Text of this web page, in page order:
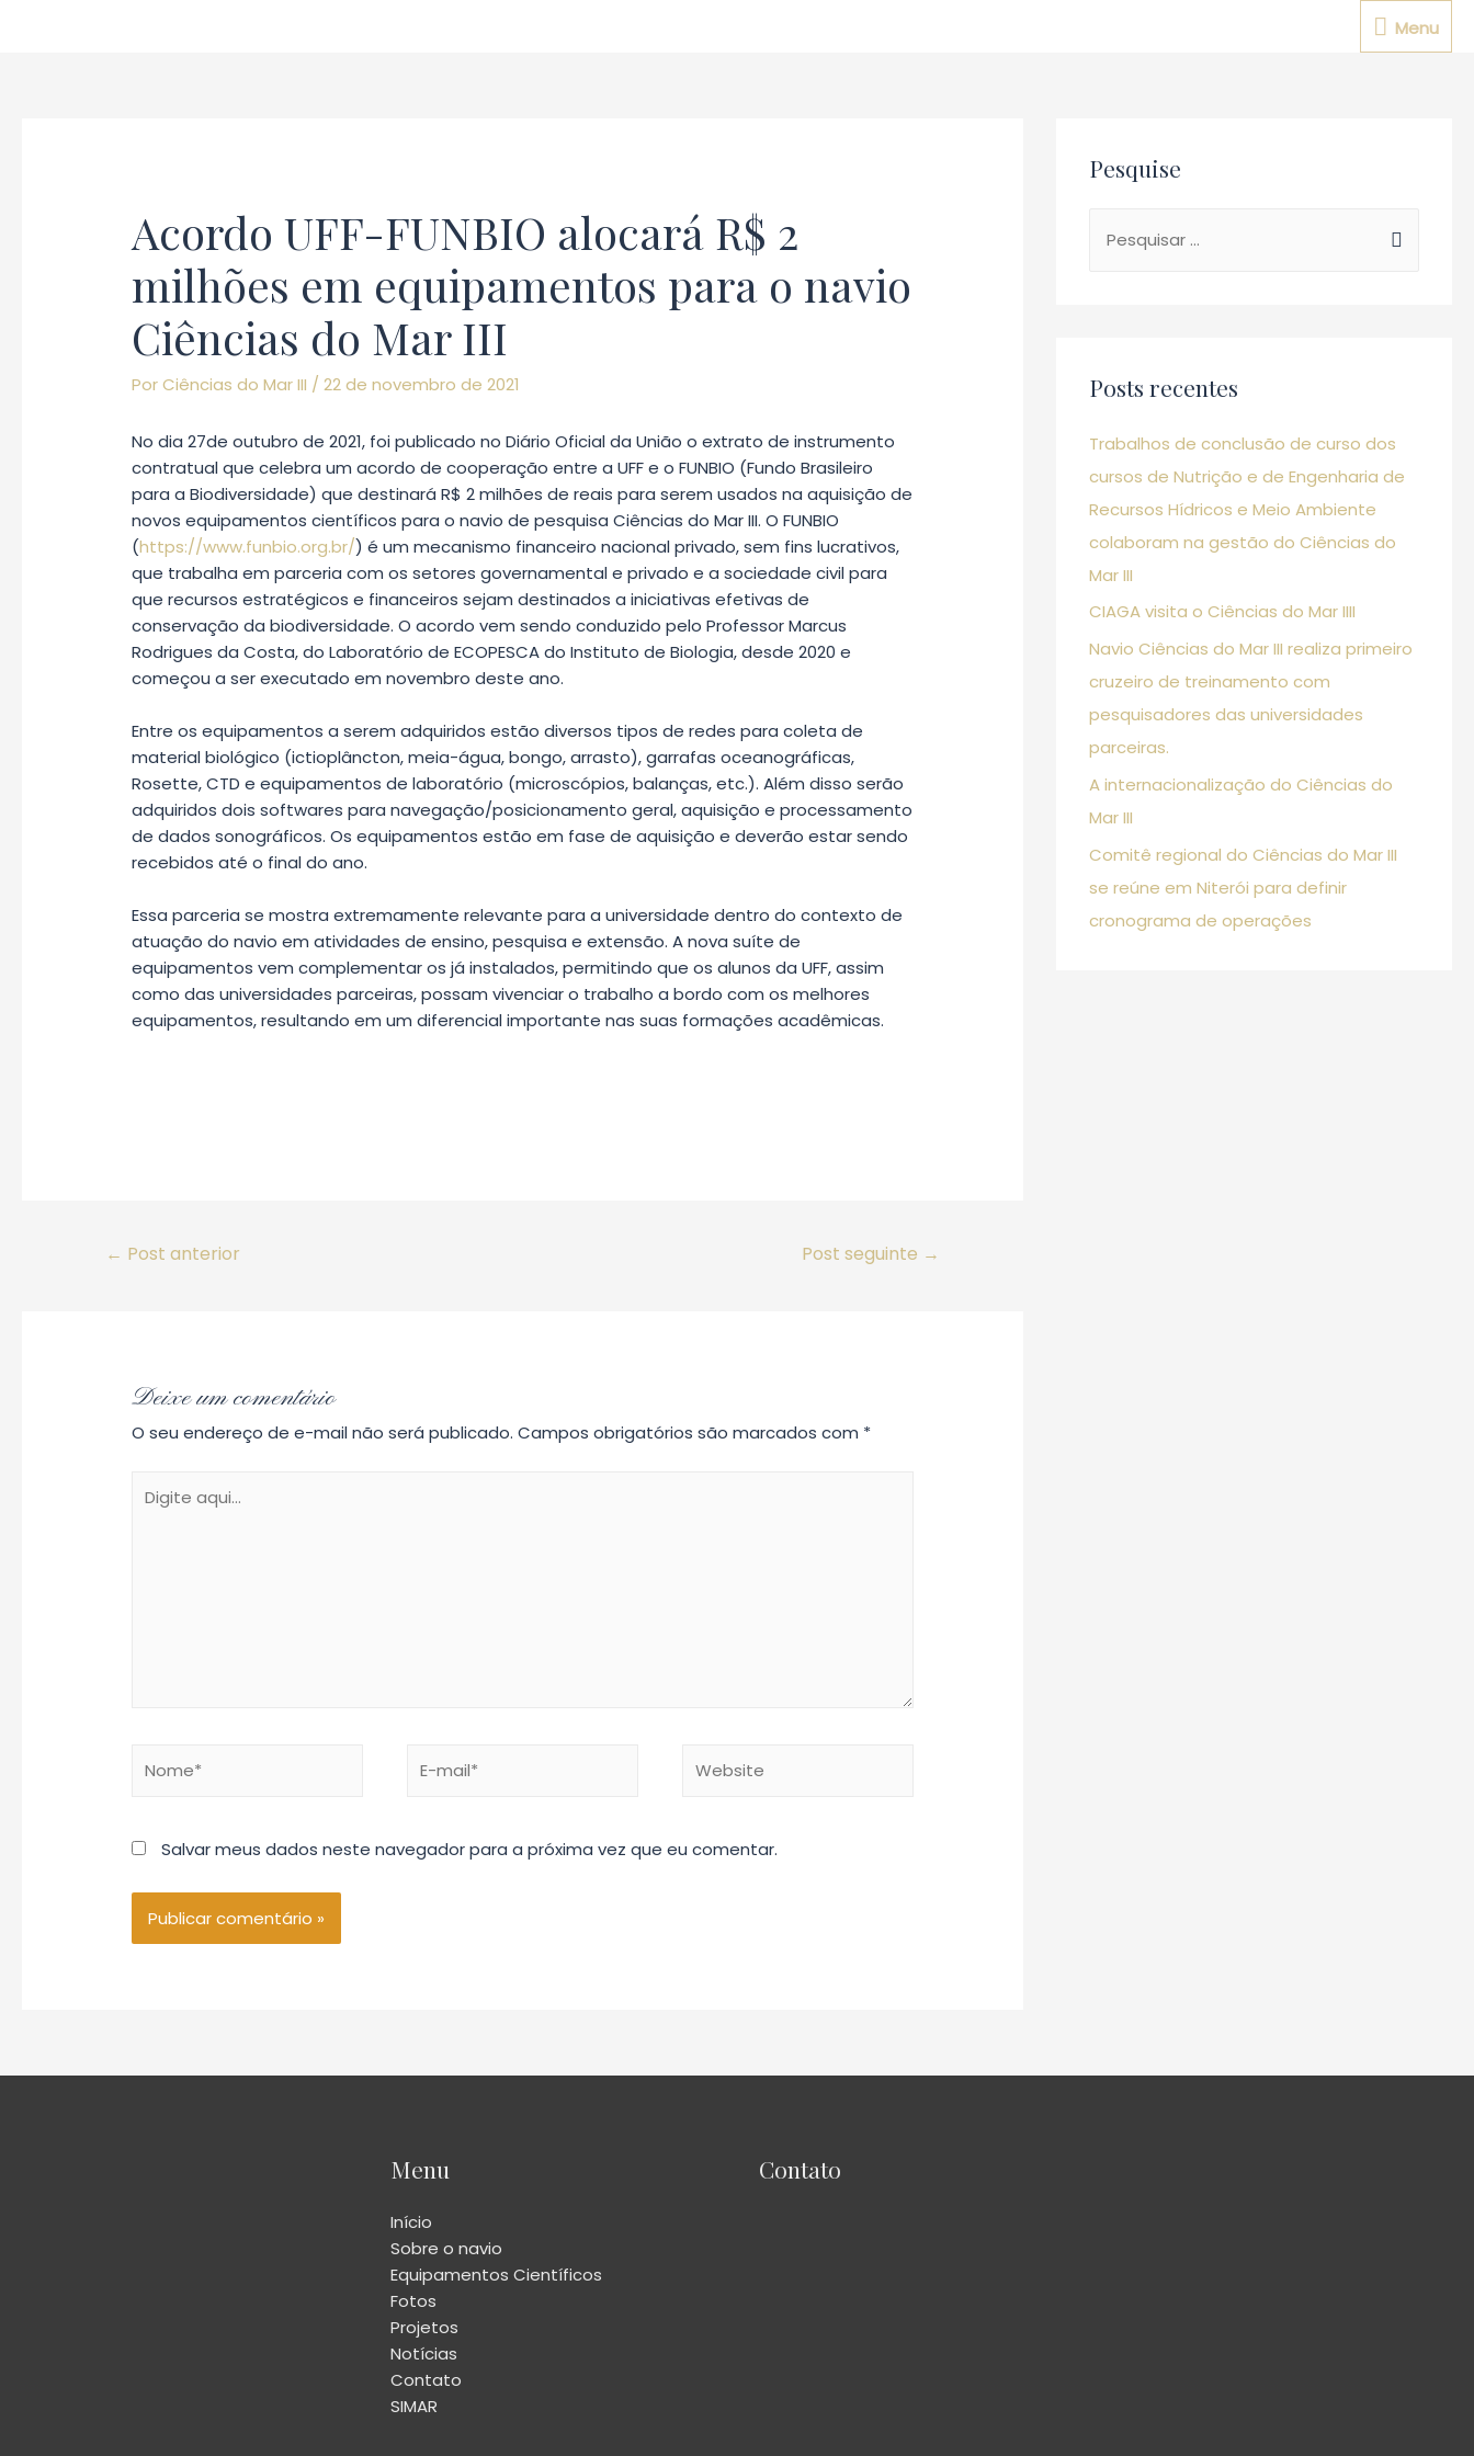
Menu
Menu
Acordo UFF-FUNBIO alocará R$ 2
milhões em equipamentos para o navio
Ciências do Mar III
PorCiências do Mar III /22 de novembro de 2021
No dia 27de outubro de 2021, foi publicado no Diário Oficial da União o extrato de instrumento
contratual que celebra um acordo de cooperação entre a UFF e o FUNBIO (Fundo Brasileiro
para a Biodiversidade) que destinará R$ 2 milhões de reais para serem usados na aquisição de
novos equipamentos científicos para o navio de pesquisa Ciências do Mar III. O FUNBIO
(https://www.funbio.org.br/) é um mecanismo financeiro nacional privado, sem fins lucrativos,
que trabalha em parceria com os setores governamental e privado e a sociedade civil para
que recursos estratégicos e financeiros sejam destinados a iniciativas efetivas de
conservação da biodiversidade. O acordo vem sendo conduzido pelo Professor Marcus
Rodrigues da Costa, do Laboratório de ECOPESCA do Instituto de Biologia, desde 2020 e
começou a ser executado em novembro deste ano.
Entre os equipamentos a serem adquiridos estão diversos tipos de redes para coleta de
material biológico (ictioplâncton, meia-água, bongo, arrasto), garrafas oceanográficas,
Rosette, CTD e equipamentos de laboratório (microscópios, balanças, etc.). Além disso serão
adquiridos dois softwares para navegação/posicionamento geral, aquisição e processamento
de dados sonográficos. Os equipamentos estão em fase de aquisição e deverão estar sendo
recebidos até o final do ano.
Essa parceria se mostra extremamente relevante para a universidade dentro do contexto de
atuação do navio em atividades de ensino, pesquisa e extensão. A nova suíte de
equipamentos vem complementar os já instalados, permitindo que os alunos da UFF, assim
como das universidades parceiras, possam vivenciar o trabalho a bordo com os melhores
equipamentos, resultando em um diferencial importante nas suas formações acadêmicas.
Navegação
← Post anterior Post seguinte →
Deixe um comentário
O seu endereço de e-mail não será publicado. Campos obrigatórios são marcados com *
aqui...
mail*
Salvar meus dados neste navegador para a próxima vez que eu comentar.
Pesquise
i
a
r
p
o
r
:
Posts recentes
Trabalhos de conclusão de curso dos
cursos de Nutrição e de Engenharia de
Recursos Hídricos e Meio Ambiente
colaboram na gestão do Ciências do
Mar III
CIAGA visita o Ciências do Mar IIII
Navio Ciências do Mar III realiza primeiro
cruzeiro de treinamento com
pesquisadores das universidades
parceiras.
A internacionalização do Ciências do
Mar III
Comitê regional do Ciências do Mar III
se reúne em Niterói para definir
cronograma de operações
Menu
Início
Sobre o navio
Equipamentos Científicos
Fotos
Projetos
Notícias
Contato
SIMAR
Contato